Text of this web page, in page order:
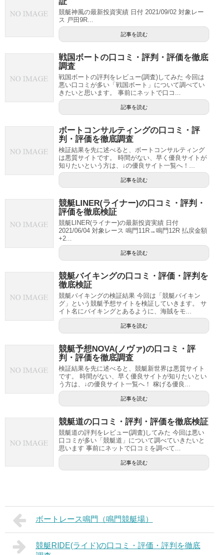
競艇神風の最新投資実績 日付 2021/09/02 対象レー
ス 戸田9R...
記事を読む
戦国ボートの口コミ・評判・評価を徹底
調査
戦国ボートの評判をレビュー(調査)してみた 今回は
悪い口コミが多い「戦国ボート」について調べてい
きたいと思います。 事前にネットで口コ...
記事を読む
ボートコンサルティングの口コミ・評
判・評価を徹底調査
検証結果を先に述べると、ボートコンサルティング
は悪質サイトです。 時間がない、早く優良サイトが
知りたいという方は、↓の優良サイト一覧へ！...
記事を読む
競艇LINER(ライナー)の口コミ・評判・
評価を徹底検証
競艇LINER(ライナー)の最新投資実績 日付
2021/06/04 対象レース 鳴門11R→鳴門12R 払戻金額
+2...
記事を読む
競艇バイキングの口コミ・評価・評判を
徹底検証
競艇バイキングの検証結果 今回は「競艇バイキン
グ」という競艇予想サイトを検証していきます。 サ
イト名にバイキングとあるように、海賊をモ...
記事を読む
競艇予想NOVA(ノヴァ)の口コミ・評
判・評価を徹底調査
検証結果を先に述べると、競艇新世界は悪質サイト
です。 時間がない、早く優良サイトが知りたいとい
う方は、↓の優良サイト一覧へ！ 稼げる優良...
記事を読む
競艇道の口コミ・評判・評価を徹底検証
競艇道の評判をレビュー(調査)してみた 今回は悪い
口コミが多い「競艇道」について調べていきたいと
思います 事前にネットで口コミを調べて...
記事を読む
ボートレース鳴門（鳴門競艇場）
競艇RIDE(ライド)の口コミ・評価・評判を徹底